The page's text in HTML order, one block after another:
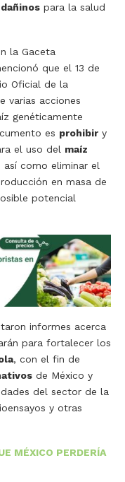
dañinos para la salud
la Gaceta
que el 13 de
Oficial de la
varias acciones
genéticamente
es prohibir y
el uso del maíz
como eliminar el
en masa de
potencial
informes acerca
para fortalecer los
, con el fin de
de México y
del sector de la
y otras
MÉXICO PERDERÍA